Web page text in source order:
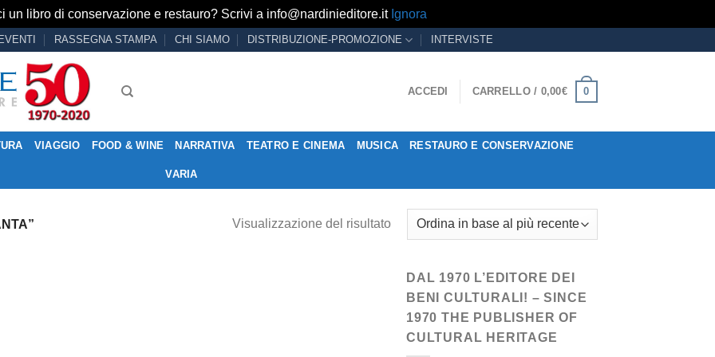
un libro di conservazione e restauro? Scrivi a info@nardinieditore.it Ignora
EVENTI RASSEGNA STAMPA CHI SIAMO DISTRIBUZIONE-PROMOZIONE INTERVISTE
ACCEDI CARRELLO / 0,00€ 0
VIAGGIO FOOD & WINE NARRATIVA TEATRO E CINEMA MUSICA RESTAURO E CONSERVAZIONE
VARIA
Visualizzazione del risultato
DAL 1970 L’EDITORE DEI
BENI CULTURALI! – SINCE
1970 THE PUBLISHER OF
CULTURAL HERITAGE